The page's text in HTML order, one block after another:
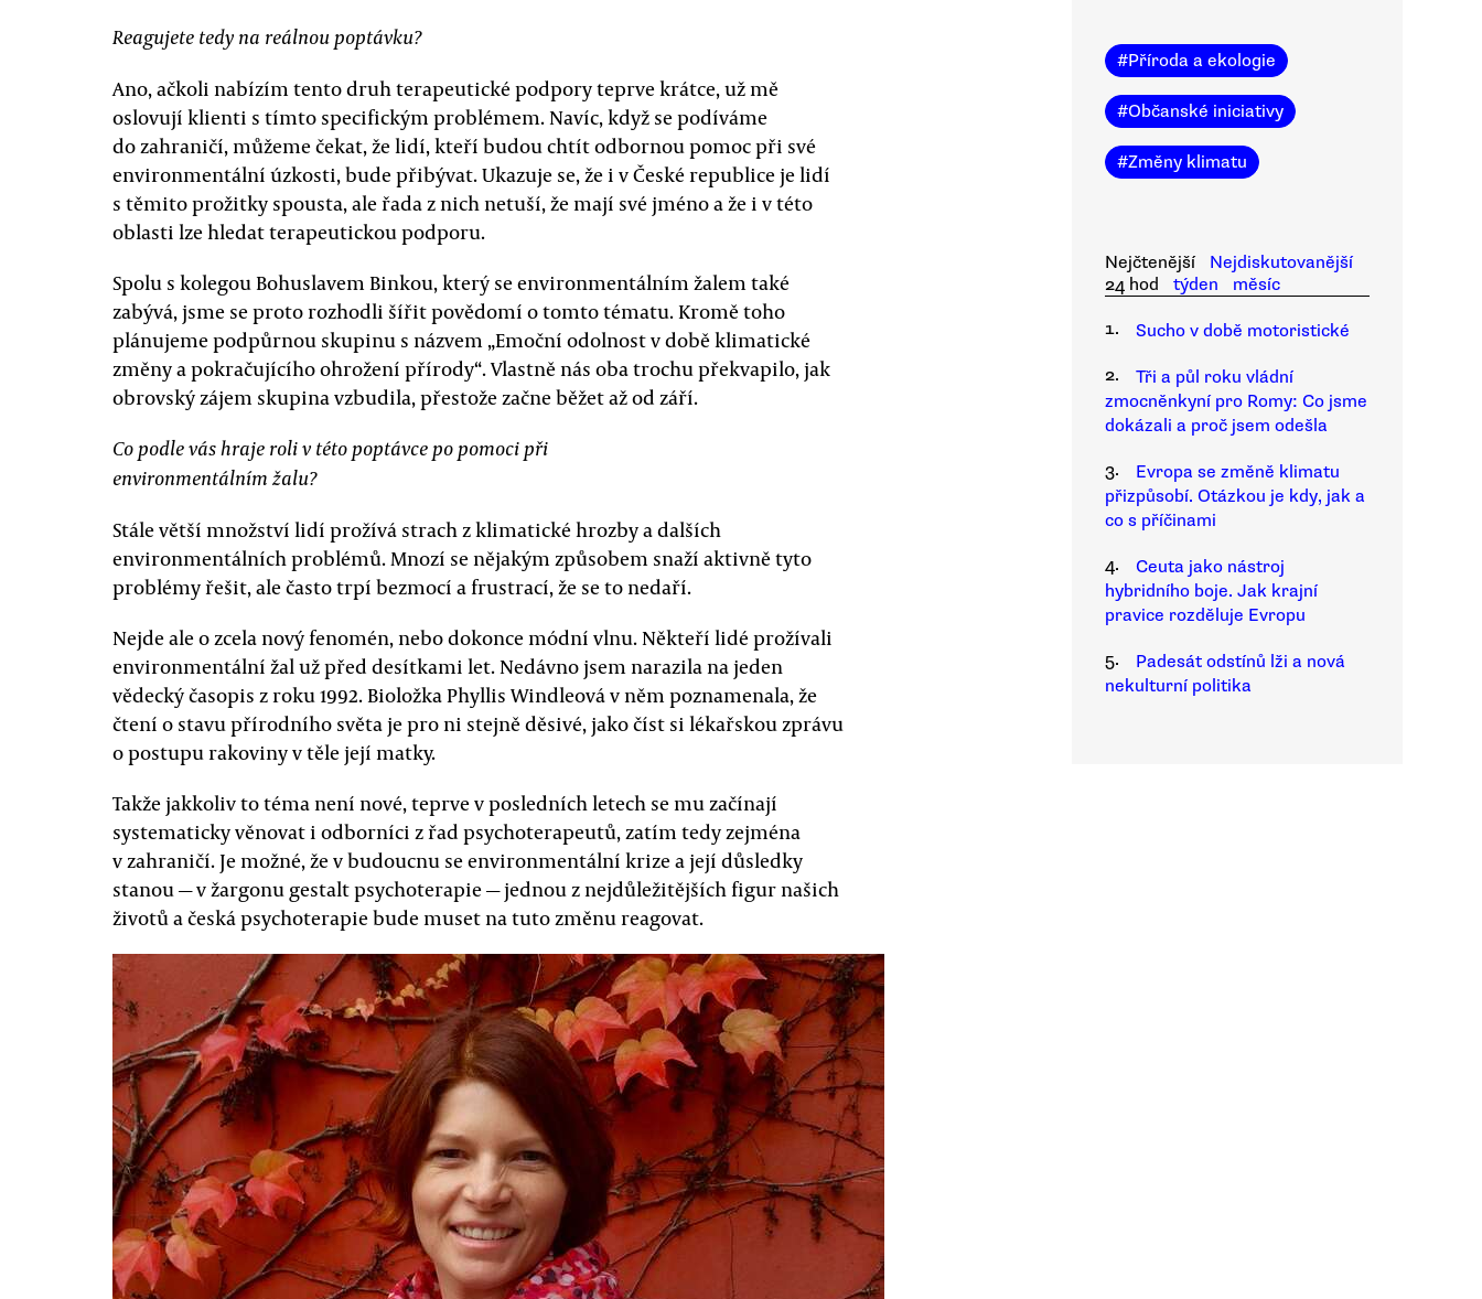
Reagujete tedy na reálnou poptávku?
Ano, ačkoli nabízím tento druh terapeutické podpory teprve krátce, už mě
oslovují klienti s tímto specifickým problémem. Navíc, když se podíváme
do zahraničí, můžeme čekat, že lidí, kteří budou chtít odbornou pomoc při své
environmentální úzkosti, bude přibývat. Ukazuje se, že i v České republice je lidí
s těmito prožitky spousta, ale řada z nich netuší, že mají své jméno a že i v této
oblasti lze hledat terapeutickou podporu.
Spolu s kolegou Bohuslavem Binkou, který se environmentálním žalem také
zabývá, jsme se proto rozhodli šířit povědomí o tomto tématu. Kromě toho
plánujeme podpůrnou skupinu s názvem „Emoční odolnost v době klimatické
změny a pokračujícího ohrožení přírody“. Vlastně nás oba trochu překvapilo, jak
obrovský zájem skupina vzbudila, přestože začne běžet až od září.
Co podle vás hraje roli v této poptávce po pomoci při
environmentálním žalu?
Stále větší množství lidí prožívá strach z klimatické hrozby a dalších
environmentálních problémů. Mnozí se nějakým způsobem snaží aktivně tyto
problémy řešit, ale často trpí bezmocí a frustrací, že se to nedaří.
Nejde ale o zcela nový fenomén, nebo dokonce módní vlnu. Někteří lidé prožívali
environmentální žal už před desítkami let. Nedávno jsem narazila na jeden
vědecký časopis z roku 1992. Bioložka Phyllis Windleová v něm poznamenala, že
čtení o stavu přírodního světa je pro ni stejně děsivé, jako číst si lékařskou zprávu
o postupu rakoviny v těle její matky.
Takže jakkoliv to téma není nové, teprve v posledních letech se mu začínají
systematicky věnovat i odborníci z řad psychoterapeutů, zatím tedy zejména
v zahraničí. Je možné, že v budoucnu se environmentální krize a její důsledky
stanou — v žargonu gestalt psychoterapie — jednou z nejdůležitějších figur našich
životů a česká psychoterapie bude muset na tuto změnu reagovat.
#Příroda a ekologie
#Občanské iniciativy
#Změny klimatu
Nejčtenější
Nejdiskutovanější
24 hod
týden
měsíc
1.
Sucho v době motoristické
2.
Tři a půl roku vládní
zmocněnkyní pro Romy: Co jsme
dokázali a proč jsem odešla
3.
Evropa se změně klimatu
přizpůsobí. Otázkou je kdy, jak a
co s příčinami
4.
Ceuta jako nástroj
hybridního boje. Jak krajní
pravice rozděluje Evropu
5.
Padesát odstínů lži a nová
nekulturní politika